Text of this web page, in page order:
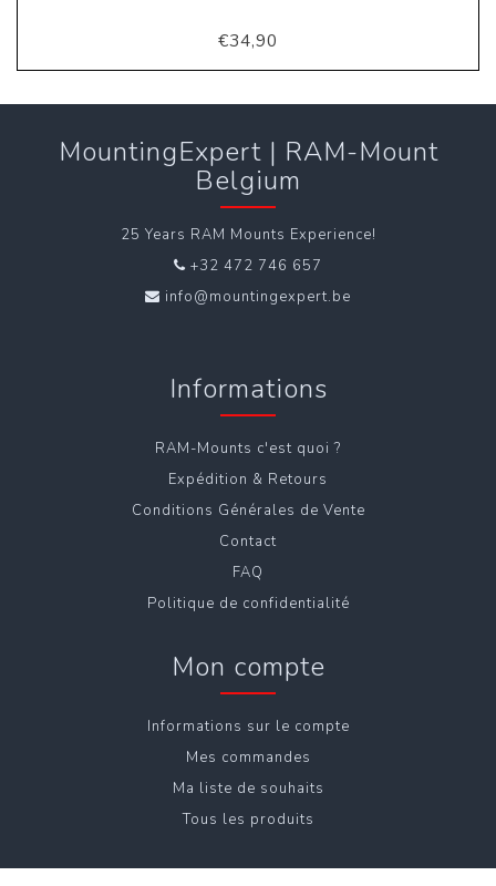
€34,90
MountingExpert | RAM-Mount
Belgium
25 Years RAM Mounts Experience!
+32 472 746 657
info@mountingexpert.be
Informations
RAM-Mounts c'est quoi ?
Expédition & Retours
Conditions Générales de Vente
Contact
FAQ
Politique de confidentialité
Mon compte
Informations sur le compte
Mes commandes
Ma liste de souhaits
Tous les produits